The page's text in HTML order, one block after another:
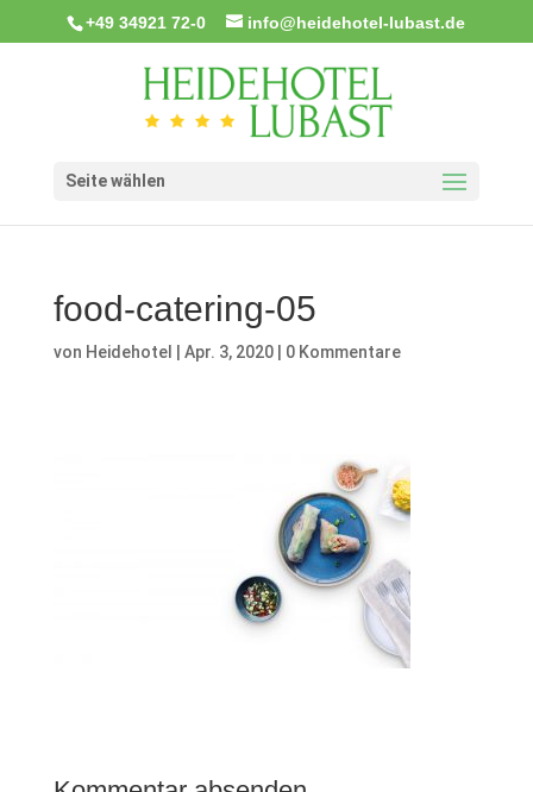
+49 34921 72-0 info@heidehotel-lubast.de
Seite wählen
food-catering-05
von Heidehotel Apr. 3, 2020| 0 Kommentare